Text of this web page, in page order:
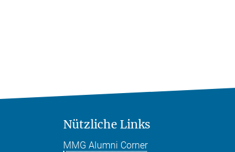
Nützliche Links
MMG Alumni Corner